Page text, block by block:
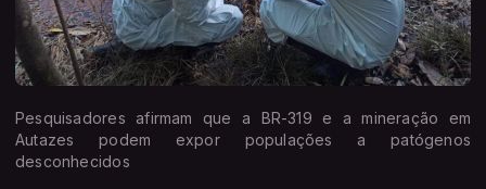
Pesquisadores afirmam que a BR-319 e a mineração em
Autazes podem expor populações a patógenos
desconhecidos